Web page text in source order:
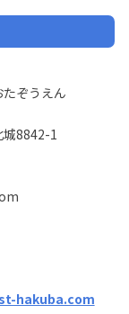
ぞうえん
城8842-1
hakuba.com